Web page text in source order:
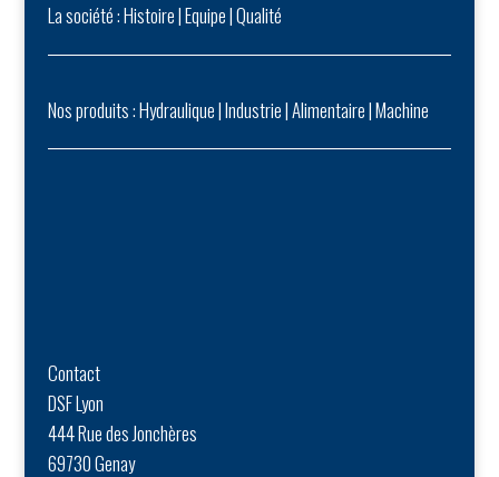
La société :Histoire|Equipe|Qualité
Nos produits :Hydraulique|Industrie|Alimentaire|Machine
Contact
DSF Lyon
444 Rue des Jonchères
69730 Genay